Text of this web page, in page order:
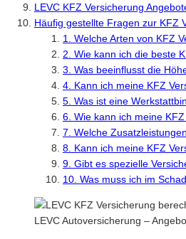
LEVC KFZ Versicherung
Häufig gestellte Fragen zur KFZ
1. Welche Arten von KFZ
2. Wie kann ich die beste
3. Was beeinflusst die
4. Kann ich meine KFZ
5. Was ist eine
6. Wie kann ich meine
7. Welche
8. Kann ich meine KFZ
9. Gibt es spezielle
10. Was muss ich im
LEVC Autoversicherung –